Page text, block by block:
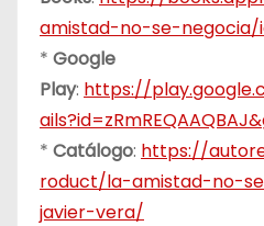
amistad-no-se-negocia/
* Google
Play: https://
* Catálogo: https://
roduct/la-amistad-no-
javier-vera/